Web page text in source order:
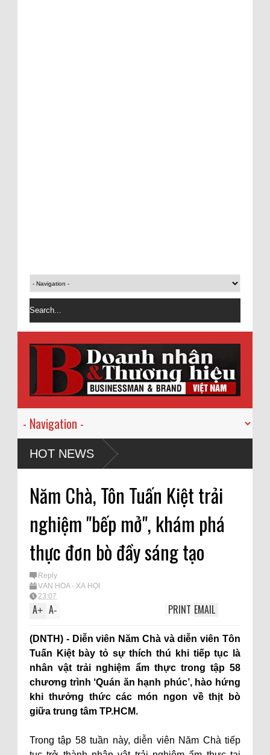
HOT NEWS
Năm Chà, Tôn Tuấn Kiệt trải
nghiệm "bếp mở", khám phá
thực đơn bò đầy sáng tạo
Reply
VĂN HÓA - XÃ HỘI
23:07
A+ A- EMAIL
PRINT
(DNTH) - Diễn viên Năm Chà và diễn viên Tôn
Tuấn Kiệt bày tỏ sự thích thú khi tiếp tục là
nhân vật trải nghiệm ẩm thực trong tập 58
chương trình ‘Quán ăn hạnh phúc’, hào hứng
khi thưởng thức các món ngon về thịt bò
giữa trung tâm TP.HCM.
Trong tập 58 tuần này, diễn viên Năm Chà tiếp